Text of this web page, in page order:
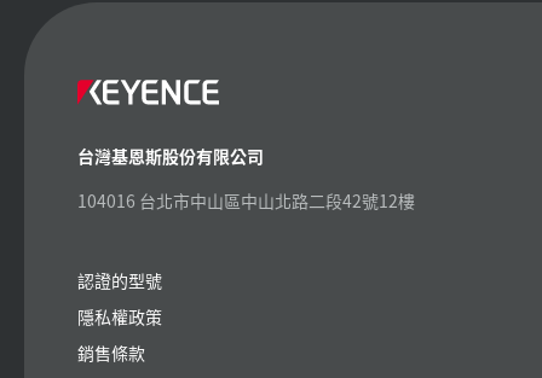
台灣基恩斯股份有限公司
104016 台北市中山區中山北路二段42號12樓
認證的型號
隱私權政策
銷售條款